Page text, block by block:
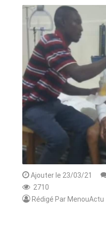
ASSAINISSEMENT
BREAKING-NEWS
CAMEROUN
PLUS
Ajouter le 23/03/21
2710
Rédigé Par MenouActu